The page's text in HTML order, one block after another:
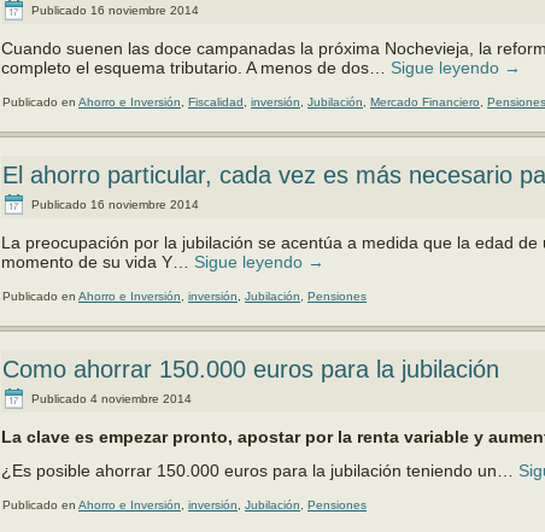
Publicado 16 noviembre 2014
Cuando suenen las doce campanadas la próxima Nochevieja, la
completo el es­quema tributario. A me­nos de dos… Sigue leyendo →
Publicado en Ahorro e Inversión Fiscalidad inversión Jubilación Mercado Financiero Pensiones
El ahorro particular, cada vez es más necesario
Publicado 16 noviembre 2014
La preocupación por la jubila­ción se acentúa a medida que la edad
momento de su vida Y… Sigue leyendo →
Publicado en Ahorro e Inversión inversión Jubilación Pensiones
Como ahorrar 150.000 euros para la jubilación
Publicado 4 noviembre 2014
La clave es empezar pronto, apostar por la renta variable y
¿Es posible ahorrar 150.000 euros para la jubilación te­niendo un…
Publicado en Ahorro e Inversión inversión Jubilación Pensiones